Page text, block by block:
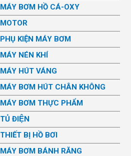
MÁY BƠM HỒ CÁ-OXY
MOTOR
PHỤ KIỆN MÁY BƠM
MÁY NÉN KHÍ
MÁY HÚT VÁNG
MÁY BƠM HÚT CHÂN KHÔNG
MÁY BƠM THỰC PHẨM
TỦ ĐIỆN
THIẾT BỊ HỒ BƠI
MÁY BƠM BÁNH RĂNG